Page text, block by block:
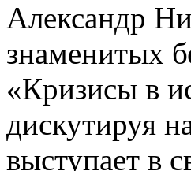
Александр
знаменитых
«Кризисы в
дискутируя
выступает в